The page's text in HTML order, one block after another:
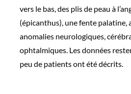
vers le bas, des plis de peau à
(épicanthus), une fente palatine,
anomalies neurologiques,
ophtalmiques. Les données
peu de patients ont été décrits.